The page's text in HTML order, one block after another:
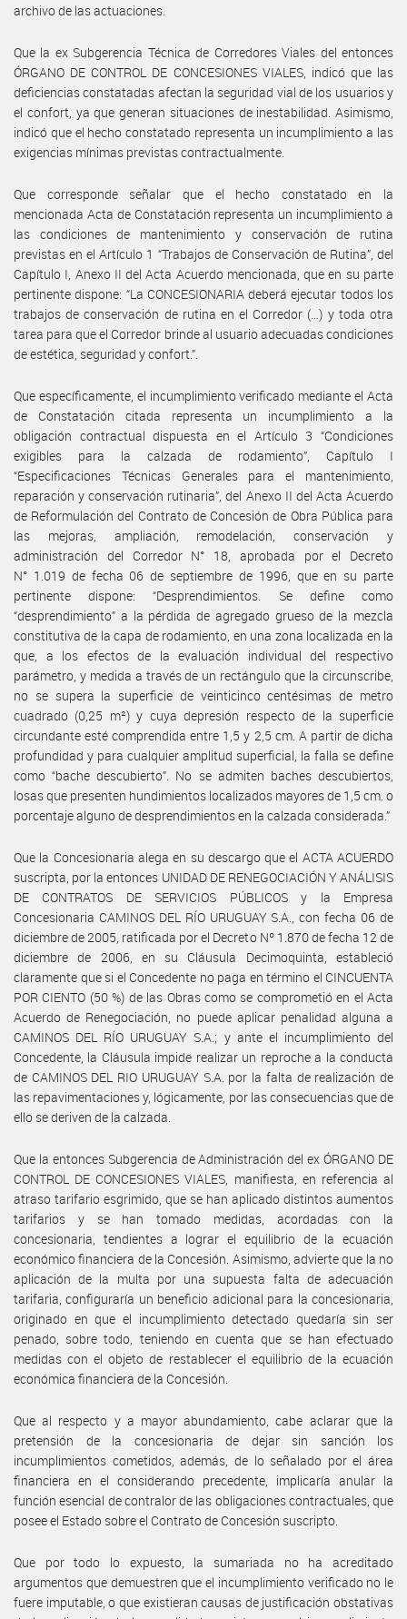
archivo de las actuaciones.
Que la ex Subgerencia Técnica de Corredores Viales del entonces
ÓRGANO DE CONTROL DE CONCESIONES VIALES, indicó que las
deficiencias constatadas afectan la seguridad vial de los usuarios y
el confort, ya que generan situaciones de inestabilidad. Asimismo,
indicó que el hecho constatado representa un incumplimiento a las
exigencias mínimas previstas contractualmente.
Que corresponde señalar que el hecho constatado en la
mencionada Acta de Constatación representa un incumplimiento a
las condiciones de mantenimiento y conservación de rutina
previstas en el Artículo 1 “Trabajos de Conservación de Rutina”, del
Capítulo I, Anexo II del Acta Acuerdo mencionada, que en su parte
pertinente dispone: “La CONCESIONARIA deberá ejecutar todos los
trabajos de conservación de rutina en el Corredor (…) y toda otra
tarea para que el Corredor brinde al usuario adecuadas condiciones
de estética, seguridad y confort.”.
Que específicamente, el incumplimiento verificado mediante el Acta
de Constatación citada representa un incumplimiento a la
obligación contractual dispuesta en el Artículo 3 “Condiciones
exigibles para la calzada de rodamiento”, Capítulo I
“Especificaciones Técnicas Generales para el mantenimiento,
reparación y conservación rutinaria”, del Anexo II del Acta Acuerdo
de Reformulación del Contrato de Concesión de Obra Pública para
las mejoras, ampliación, remodelación, conservación y
administración del Corredor N° 18, aprobada por el Decreto
N° 1.019 de fecha 06 de septiembre de 1996, que en su parte
pertinente dispone: “Desprendimientos. Se define como
“desprendimiento” a la pérdida de agregado grueso de la mezcla
constitutiva de la capa de rodamiento, en una zona localizada en la
que, a los efectos de la evaluación individual del respectivo
parámetro, y medida a través de un rectángulo que la circunscribe,
no se supera la superficie de veinticinco centésimas de metro
cuadrado (0,25 m²) y cuya depresión respecto de la superficie
circundante esté comprendida entre 1,5 y 2,5 cm. A partir de dicha
profundidad y para cualquier amplitud superficial, la falla se define
como “bache descubierto”. No se admiten baches descubiertos,
losas que presenten hundimientos localizados mayores de 1,5 cm. o
porcentaje alguno de desprendimientos en la calzada considerada.”
Que la Concesionaria alega en su descargo que el ACTA ACUERDO
suscripta, por la entonces UNIDAD DE RENEGOCIACIÓN Y ANÁLISIS
DE CONTRATOS DE SERVICIOS PÚBLICOS y la Empresa
Concesionaria CAMINOS DEL RÍO URUGUAY S.A., con fecha 06 de
diciembre de 2005, ratificada por el Decreto Nº 1.870 de fecha 12 de
diciembre de 2006, en su Cláusula Decimoquinta, estableció
claramente que si el Concedente no paga en término el CINCUENTA
POR CIENTO (50 %) de las Obras como se comprometió en el Acta
Acuerdo de Renegociación, no puede aplicar penalidad alguna a
CAMINOS DEL RÍO URUGUAY S.A.; y ante el incumplimiento del
Concedente, la Cláusula impide realizar un reproche a la conducta
de CAMINOS DEL RIO URUGUAY S.A. por la falta de realización de
las repavimentaciones y, lógicamente, por las consecuencias que de
ello se deriven de la calzada.
Que la entonces Subgerencia de Administración del ex ÓRGANO DE
CONTROL DE CONCESIONES VIALES, manifiesta, en referencia al
atraso tarifario esgrimido, que se han aplicado distintos aumentos
tarifarios y se han tomado medidas, acordadas con la
concesionaria, tendientes a lograr el equilibrio de la ecuación
económico financiera de la Concesión. Asimismo, advierte que la no
aplicación de la multa por una supuesta falta de adecuación
tarifaria, configuraría un beneficio adicional para la concesionaria,
originado en que el incumplimiento detectado quedaría sin ser
penado, sobre todo, teniendo en cuenta que se han efectuado
medidas con el objeto de restablecer el equilibrio de la ecuación
económica financiera de la Concesión.
Que al respecto y a mayor abundamiento, cabe aclarar que la
pretensión de la concesionaria de dejar sin sanción los
incumplimientos cometidos, además, de lo señalado por el área
financiera en el considerando precedente, implicaría anular la
función esencial de contralor de las obligaciones contractuales, que
posee el Estado sobre el Contrato de Concesión suscripto.
Que por todo lo expuesto, la sumariada no ha acreditado
argumentos que demuestren que el incumplimiento verificado no le
fuere imputable, o que existieran causas de justificación obstativas